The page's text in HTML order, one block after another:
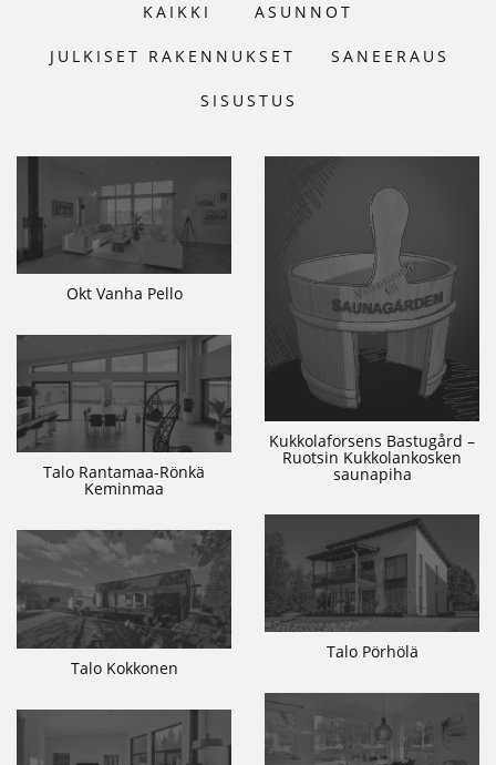
KAIKKI ASUNNOT
JULKISET RAKENNUKSET SANEERAUS
SISUSTUS
Okt Vanha Pello
Kukkolaforsens Bastugård –
Ruotsin Kukkolankosken
saunapiha
Talo Rantamaa-Rönkä
Keminmaa
Talo Pörhölä
Talo Kokkonen